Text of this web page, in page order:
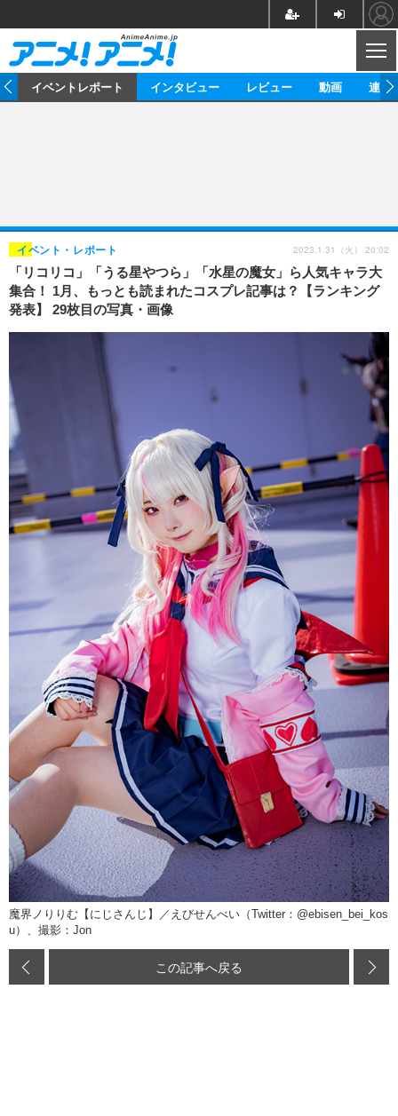
ゲーム グッズ
イベント
海外イベント ビジネス
俳優・タレント アーティスト
ビジネス
アニメ 実写
書評
動画
アニメ
連載・コラム
イベントレポート インタビュー レビュー 動画 連載
「リコリコ」「うる星やつら」「水星の魔女」ら人気キャラ大
集合！ 1月、もっとも読まれたコスプレ記事は？【ランキング
発表】 29枚目の写真・画像
イベント・レポート 2023.1.31（火） 20:02
魔界ノりりむ【にじさんじ】／えびせんべい（Twitter：@ebisen_bei_kos
u）、撮影：Jon
この記事へ戻る